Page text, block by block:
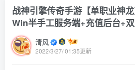
战神引擎传奇手游【单职业神
Win半手工服务端+充值后台+双
清风
2022/3/27/ 01:35更新